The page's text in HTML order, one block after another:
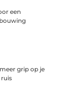
een
grip op je
ruis